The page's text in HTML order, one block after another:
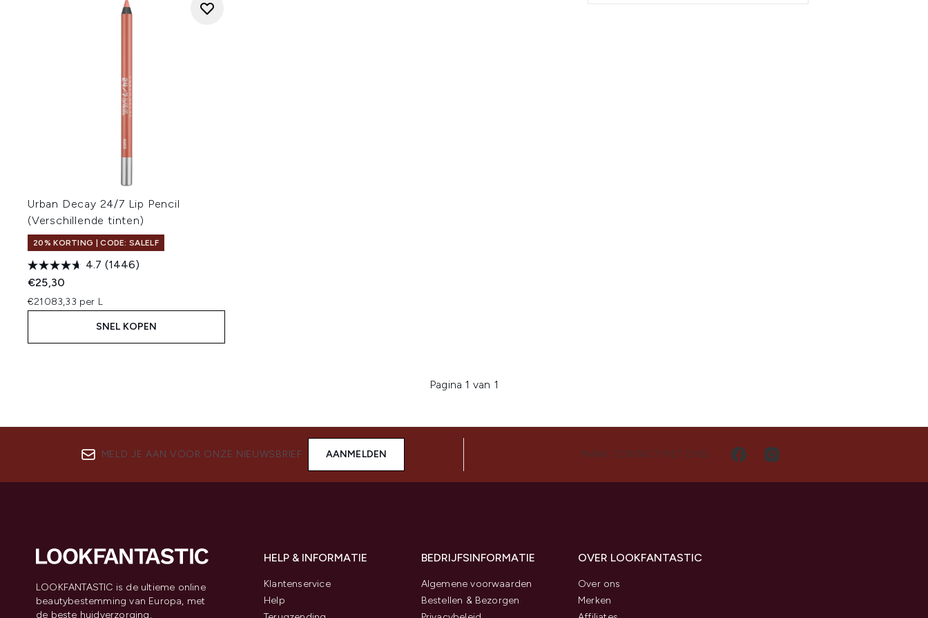
Urban Decay 24/7 Lip Pencil
(Verschillende tinten)
20% KORTING | CODE: SALELF
4.7 (1446)
€25,30
€21083,33 per L
SNEL KOPEN
Pagina 1 van 1
MELD JE AAN VOOR ONZE NIEUWSBRIEF AANMELDEN MAAK CONTACT MET ONS
LOOKFANTASTIC is de ultieme online
beautybestemming van Europa, met
de beste huidverzorging,
HELP & INFORMATIE
Klantenservice
Help
BEDRIJFSINFORMATIE
Algemene voorwaarden
Bestellen & Bezorgen
OVER LOOKFANTASTIC
Over ons
Merken